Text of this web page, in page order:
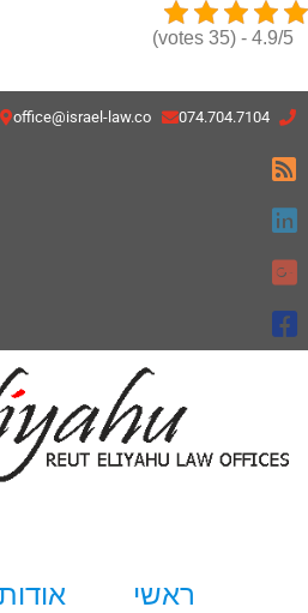
4.9/5 - (35 votes)
074.704.7104
office@israel-law.co
ראשי